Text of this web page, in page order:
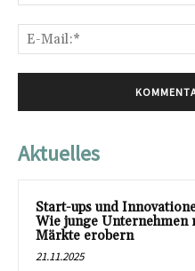
Aktuelles
Start-ups und
Wie junge Unternehmen
Märkte erobern
21.11.2025